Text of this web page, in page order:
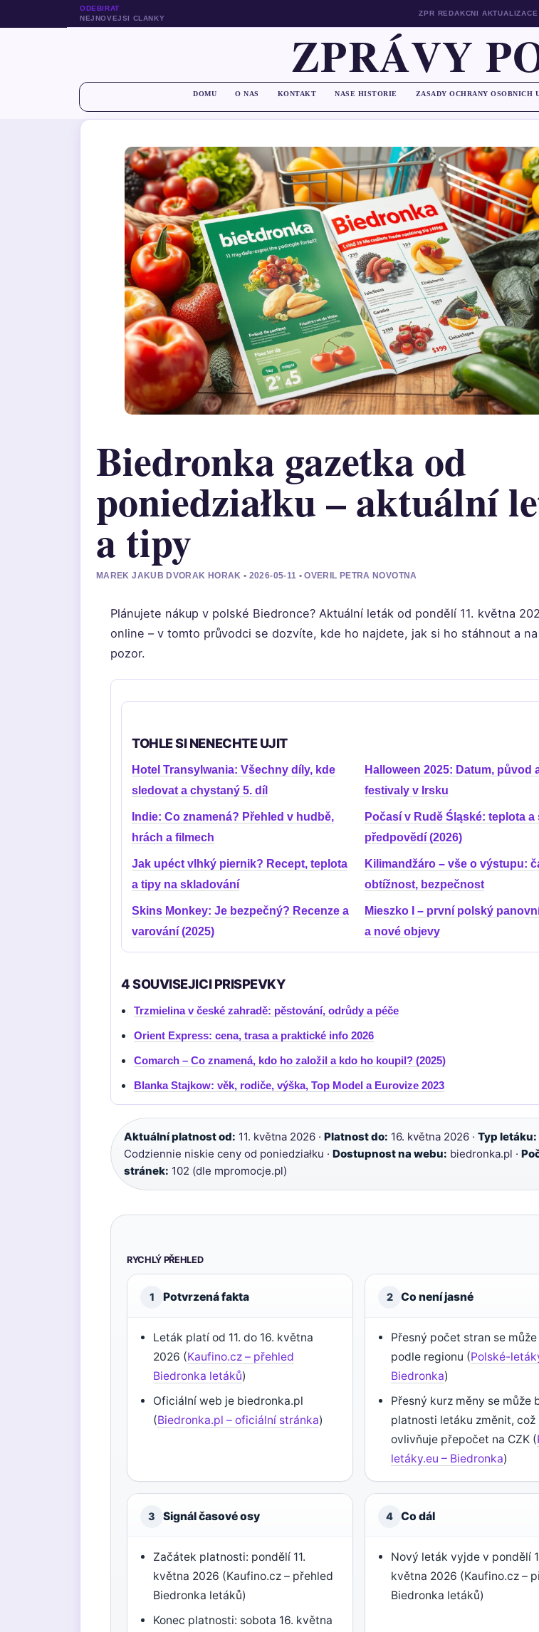
ODEBIRAT
NEJNOVEJSI CLANKY
ZPR REDAKCNI AKTUALIZACE
ZPRÁVY
DOMU O NAS KONTAKT NASE HISTORIE ZASADY OCHRANY OSOBNICH
Biedronka gazetka od
poniedziałku – aktuální
a tipy
MAREK JAKUB DVORAK HORAK • 2026-05-11 • OVERIL PETRA NOVOTNA
Plánujete nákup v polské Biedronce? Aktuální leták od pondělí 11. května
online – v tomto průvodci se dozvíte, kde ho najdete, jak si ho stáhnout a
pozor.
TOHLE SI NENECHTE UJIT
Hotel Transylwania: Všechny díly, kde
sledovat a chystaný 5. díl
Halloween 2025: Datum, původ
festivaly v Irsku
Indie: Co znamená? Přehled v hudbě,
hrách a filmech
Počasí v Rudě Śląské: teplota
předpovědí (2026)
Jak upéct vlhký piernik? Recept, teplota
a tipy na skladování
Kilimandžáro – vše o výstupu:
obtížnost, bezpečnost
Skins Monkey: Je bezpečný? Recenze a
varování (2025)
Mieszko I – první polský
a nové objevy
4 SOUVISEJICI PRISPEVKY
Trzmielina v české zahradě: pěstování, odrůdy a péče
Orient Express: cena, trasa a praktické info 2026
Comarch – Co znamená, kdo ho založil a kdo ho koupil? (2025)
Blanka Stajkow: věk, rodiče, výška, Top Model a Eurovize 2023
Aktuální platnost od: 11. května 2026 · Platnost do: 16. května 2026 · Typ letáku:
Codziennie niskie ceny od poniedziałku · Dostupnost na webu: biedronka.pl ·
stránek: 102 (dle mpromocje.pl)
RYCHLÝ PŘEHLED
1 Potvrzená fakta
Leták platí od 11. do 16. května
2026 (Kaufino.cz – přehled
Biedronka letáků)
Oficiální web je biedronka.pl
(Biedronka.pl – oficiální stránka)
2 Co není jasné
Přesný počet stran se
podle regionu (Polské-
Biedronka)
Přesný kurz měny se může
platnosti letáku změnit, což
ovlivňuje přepočet na CZK (
letáky.eu – Biedronka)
3 Signál časové osy
Začátek platnosti: pondělí 11.
května 2026 (Kaufino.cz – přehled
Biedronka letáků)
Konec platnosti: sobota 16. května
4 Co dál
Nový leták vyjde v pondělí
května 2026 (Kaufino.cz –
Biedronka letáků)